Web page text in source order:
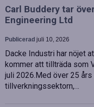
Carl Buddery tar
Engineering Ltd
Publicerad juli 10, 2026
Dacke Industri har nöjet
kommer att tillträda som
juli 2026.Med över 25
tillverkningssektorn,…